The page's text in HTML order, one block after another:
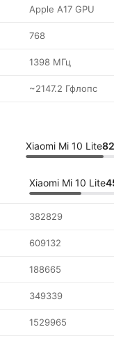
Apple A17 GPU
768
1398 МГц
~2147.2 Гфлопс
Xiaomi Mi 10 Lite
Xiaomi Mi 10 Lite
382829
609132
188665
349339
1529965